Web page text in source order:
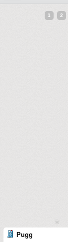
1 2
Pugg